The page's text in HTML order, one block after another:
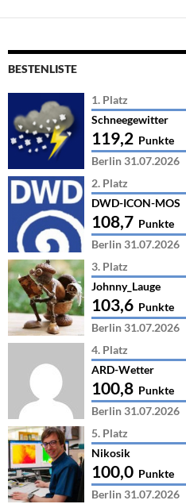
BESTENLISTE
1. Platz
Schneegewitter
119,2 Punkte
Berlin 31.07.2026
2. Platz
DWD-ICON-MOS
108,7 Punkte
Berlin 31.07.2026
3. Platz
Johnny_Lauge
103,6 Punkte
Berlin 31.07.2026
4. Platz
ARD-Wetter
100,8 Punkte
Berlin 31.07.2026
5. Platz
Nikosik
100,0 Punkte
Berlin 31.07.2026